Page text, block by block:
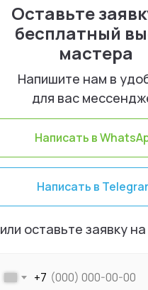
Оставьте
бесплатный
мастера
+7
Напишите нам в
для вас
Написать в
Написать в
или оставьте заявку